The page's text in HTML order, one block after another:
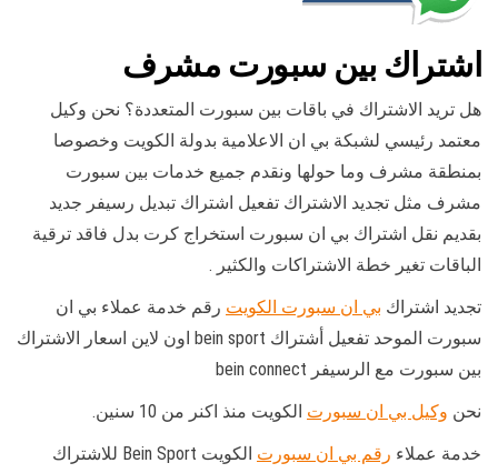
اشتراك بين سبورت مشرف
هل تريد الاشتراك في باقات بين سبورت المتعددة؟ نحن وكيل
معتمد رئيسي لشبكة بي ان الاعلامية بدولة الكويت وخصوصا
بمنطقة مشرف وما حولها ونقدم جميع خدمات بين سبورت
مشرف مثل تجديد الاشتراك تفعيل اشتراك تبديل رسيفر جديد
بقديم نقل اشتراك بي ان سبورت استخراج كرت بدل فاقد ترقية
الباقات تغير خطة الاشتراكات والكثير .
تجديد اشتراك بي ان سبورت الكويت رقم خدمة عملاء بي ان
سبورت الموحد تفعيل أشتراك bein sport اون لاين اسعار الاشتراك
بين سبورت مع الرسيفر bein connect
نحن وكيل بي ان سبورت الكويت منذ اكنر من 10 سنين.
خدمة عملاء رقم بي ان سبورت
الكويت Bein Sport للاشتراك